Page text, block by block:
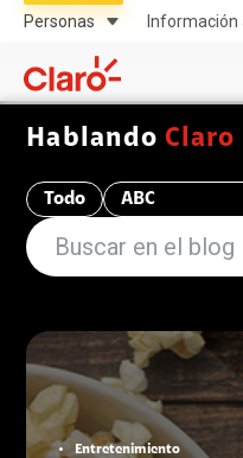
Información
Hablando Claro
Todo
ABC
Entretenimiento